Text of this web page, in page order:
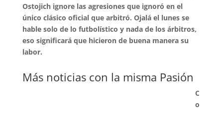
Ostojich ignore las agresiones que ignoró en el
único clásico oficial que arbitró. Ojalá el lunes se
hable solo de lo futbolístico y nada de los árbitros,
eso significará que hicieron de buena manera su
labor.
Más noticias con la misma Pasión
C
o